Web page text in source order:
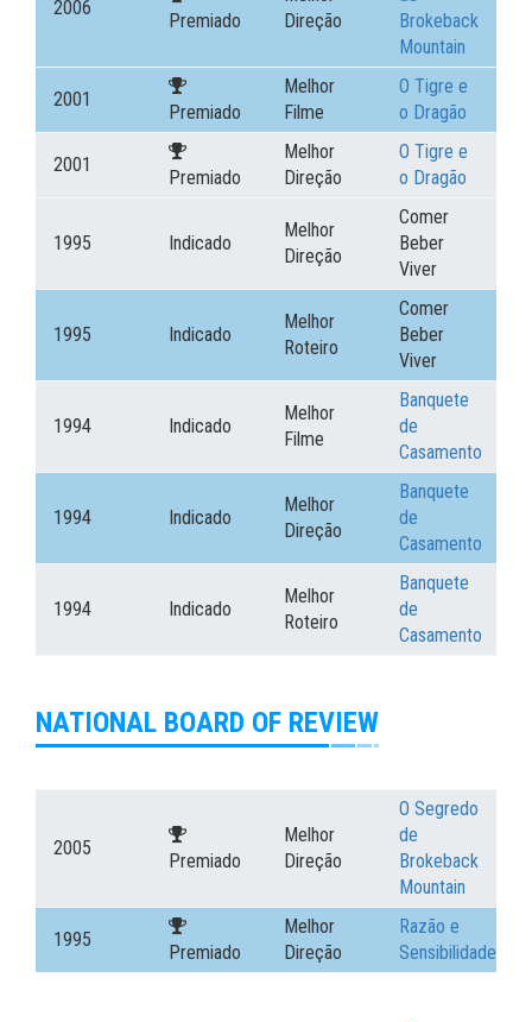
2006
Premiado
Direção
Brokeback
Mountain
2001
Premiado
Melhor
Filme
O Tigre e
o Dragão
2001
Premiado
Melhor
Direção
O Tigre e
o Dragão
1995 Indicado
Melhor
Direção
Comer
Beber
Viver
1995 Indicado
Melhor
Roteiro
Comer
Beber
Viver
1994 Indicado
Melhor
Filme
Banquete
de
Casamento
1994 Indicado
Melhor
Direção
Banquete
de
Casamento
1994 Indicado
Melhor
Roteiro
Banquete
de
Casamento
NATIONAL BOARD OF REVIEW
2005
Premiado
Melhor
Direção
O Segredo
de
Brokeback
Mountain
1995
Premiado
Melhor
Direção
Razão e
Sensibilidade